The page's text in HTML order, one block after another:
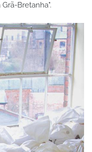
Bretanha".